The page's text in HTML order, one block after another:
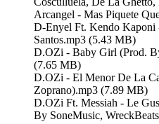
Arcangel - Mas Piquete
D-Enyel Ft. Kendo Kaponi
Santos.mp3 (5.43 MB)
D.OZi - Baby Girl (Prod.
(7.65 MB)
D.OZi - El Menor De La
Zoprano).mp3 (7.89 MB)
D.OZi Ft. Messiah - Le
By SoneMusic,